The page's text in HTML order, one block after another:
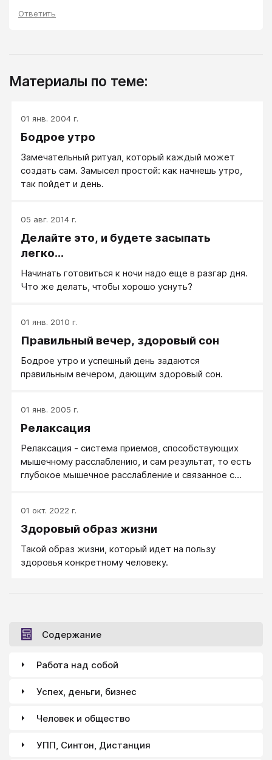
Ответить
Материалы по теме:
01 янв. 2004 г.
Бодрое утро
Замечательный ритуал, который каждый может
создать сам. Замысел простой: как начнешь утро,
так пойдет и день.
05 авг. 2014 г.
Делайте это, и будете засыпать
легко...
Начинать готовиться к ночи надо еще в разгар дня.
Что же делать, чтобы хорошо уснуть?
01 янв. 2010 г.
Правильный вечер, здоровый сон
Бодрое утро и успешный день задаются
правильным вечером, дающим здоровый сон.
01 янв. 2005 г.
Релаксация
Релаксация - система приемов, способствующих
мышечному расслаблению, и сам результат, то есть
глубокое мышечное расслабление и связанное с
напряжение мышц и которые нет нужды
задействовать в данный момент. Эту энергию
Релаксация способствует снятию мышечных
зажимов. Постоянное неосознанное напряжение
01 окт. 2022 г.
Здоровый образ жизни
Такой образ жизни, который идет на пользу
здоровья конкретному человеку.
Содержание
Работа над собой
Успех, деньги, бизнес
Человек и общество
УПП, Синтон, Дистанция